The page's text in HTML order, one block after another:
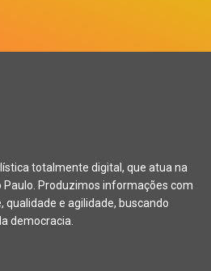
totalmente digital, que atua na
Paulo. Produzimos informações com
qualidade e agilidade, buscando
democracia.